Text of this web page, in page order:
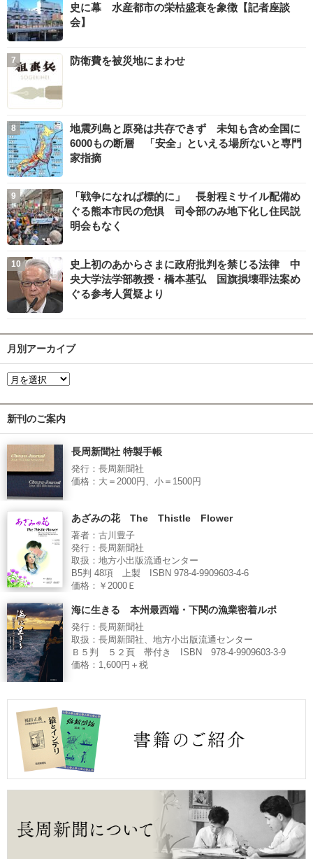
史に幕 水産都市の栄枯盛衰を象徴【記者座談
会】
防衛費を被災地にまわせ
地震列島と原発は共存できず 未知も含め全国に
6000もの断層 「安全」といえる場所ないと専門
家指摘
「戦争になれば標的に」 長射程ミサイル配備め
ぐる熊本市民の危惧 司令部のみ地下化し住民説
明会もなく
史上初のあからさまに政府批判を禁じる法律 中
央大学法学部教授・橋本基弘 国旗損壊罪法案め
ぐる参考人質疑より
月別アーカイブ
新刊のご案内
長周新聞社 特製手帳
発行：長周新聞社
価格：大＝2000円、小＝1500円
あざみの花 The Thistle Flower
著者：古川豊子
発行：長周新聞社
取扱：地方小出版流通センター
B5判 48項 上製 ISBN 978-4-9909603-4-6
価格：￥2000Ｅ
海に生きる 本州最西端・下関の漁業密着ルポ
発行：長周新聞社
取扱：長周新聞社、地方小出版流通センター
Ｂ５判 ５２頁 帯付き ISBN 978-4-9909603-3-9
価格：1,600円＋税